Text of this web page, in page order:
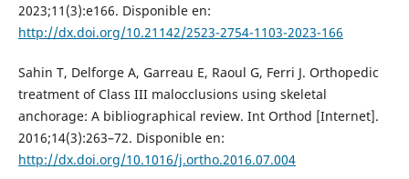
2023;11(3):e166. Disponible en:
http://dx.doi.org/10.21142/2523-2754-1103-2023-166
Sahin T, Delforge A, Garreau E, Raoul G, Ferri J. Orthopedic
treatment of Class III malocclusions using skeletal
anchorage: A bibliographical review. Int Orthod [Internet].
2016;14(3):263–72. Disponible en:
http://dx.doi.org/10.1016/j.ortho.2016.07.004